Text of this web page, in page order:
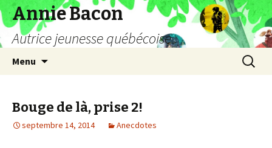
Annie Bacon
Autrice jeunesse québécoise
Menu
Bouge de là, prise 2!
septembre 14, 2014 Anecdotes